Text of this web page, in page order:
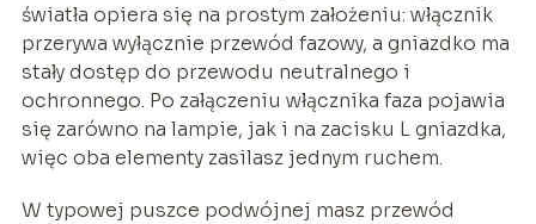
światła opiera się na prostym założeniu: włącznik
przerywa wyłącznie przewód fazowy, a gniazdko ma
stały dostęp do przewodu neutralnego i
ochronnego. Po załączeniu włącznika faza pojawia
się zarówno na lampie, jak i na zacisku L gniazdka,
więc oba elementy zasilasz jednym ruchem.
W typowej puszce podwójnej masz przewód